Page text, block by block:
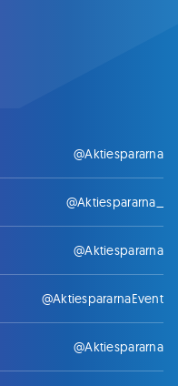
@Aktiespararna
@Aktiespararna_
@Aktiespararna
@AktiespararnaEvent
@Aktiespararna